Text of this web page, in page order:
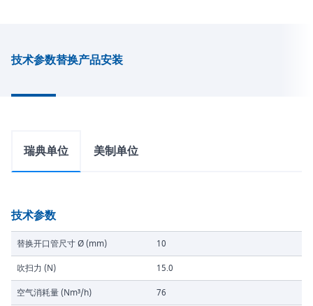
技术参数替换产品安装
瑞典单位 美制单位
技术参数
替换开口管尺寸 Ø (mm)
10
吹扫力 (N)
15.0
空气消耗量 (Nm³/h)
76